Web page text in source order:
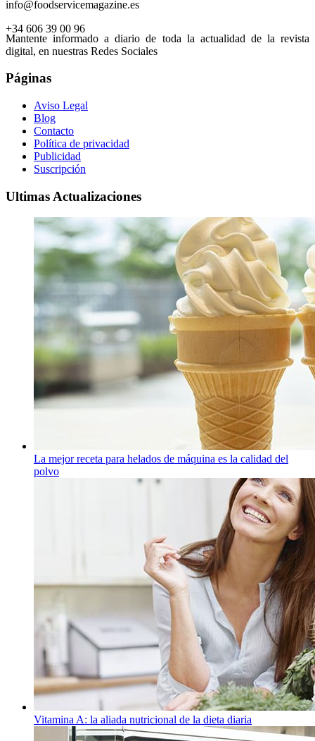
info@foodservicemagazine.es
+34 606 39 00 96
Mantente informado a diario de toda la actualidad de la revista
digital, en nuestras Redes Sociales
Páginas
Aviso Legal
Blog
Contacto
Política de privacidad
Publicidad
Suscripción
Ultimas Actualizaciones
La mejor receta para helados de máquina es la calidad del
polvo
Vitamina A: la aliada nutricional de la dieta diaria